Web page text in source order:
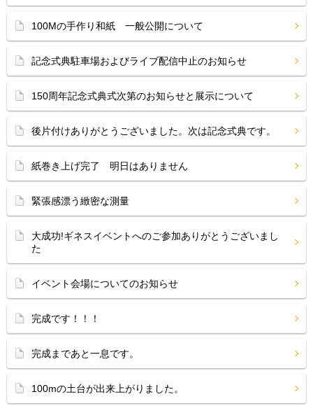
100Mの手作り和紙 一般公開について
記念式典駐車場およびライブ配信中止のお知らせ
150周年記念式典式次第のお知らせと展示について
後片付けありがとうございました。次は記念式典です。
紙巻き上げ完了 明日はありません
緊張感漂う緻密な測量
大成功!ギネスイベントへのご参加ありがとうございまし
た
イベント会場についてのお知らせ
完成です！！！
完成まであと一息です。
100mの土台が出来上がりました。